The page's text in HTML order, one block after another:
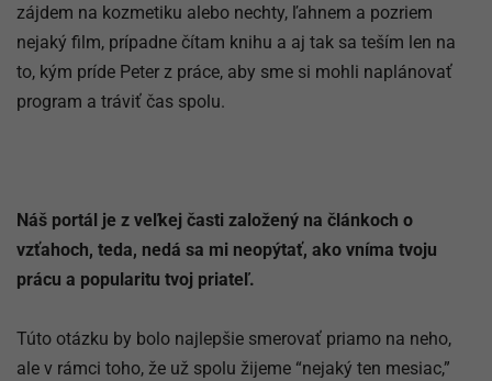
zájdem na kozmetiku alebo nechty, ľahnem a pozriem
nejaký film, prípadne čítam knihu a aj tak sa teším len na
to, kým príde Peter z práce, aby sme si mohli naplánovať
program a tráviť čas spolu.
Náš portál je z veľkej časti založený na článkoch o
vzťahoch, teda, nedá sa mi neopýtať, ako vníma tvoju
prácu a popularitu tvoj priateľ.
Túto otázku by bolo najlepšie smerovať priamo na neho,
ale v rámci toho, že už spolu žijeme “nejaký ten mesiac,”